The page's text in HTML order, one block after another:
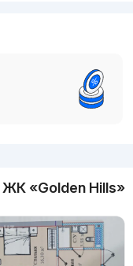
ЖК «Golden Hills»